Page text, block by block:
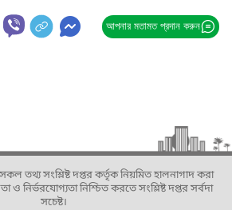
আপনার মতামত প্রদান করুন
তথ্য সংশ্লিষ্ট দপ্তর কর্তৃক নিয়মিত হালনাগাদ করা
ও নির্ভরযোগ্যতা নিশ্চিত করতে সংশ্লিষ্ট দপ্তর সর্বদা
সচেষ্ট।